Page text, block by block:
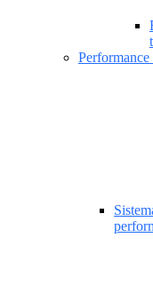
Performance